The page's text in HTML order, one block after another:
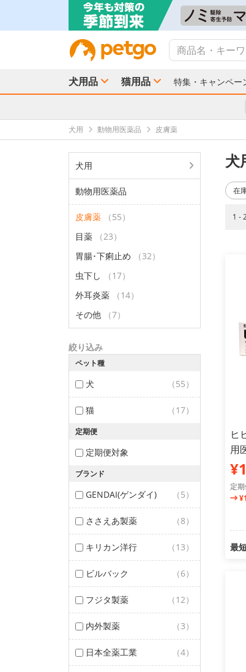
犬用品 猫用品 特集・キャンペー
犬用 動物用医薬品 皮膚薬
犬用
動物用医薬品
皮膚薬
（55）
目薬
（23）
胃腸･下痢止め
（32）
虫下し
（17）
外耳炎薬
（14）
その他
（7）
絞り込み
ペット種
犬 （55）
猫 （17）
定期便
定期便対象
ブランド
GENDAI(ゲンダイ) （5）
ささえあ製薬 （8）
キリカン洋行 （13）
ビルバック （6）
フジタ製薬 （12）
内外製薬 （3）
日本全薬工業 （4）
犬
在
1 -
ヒ
用
定
最